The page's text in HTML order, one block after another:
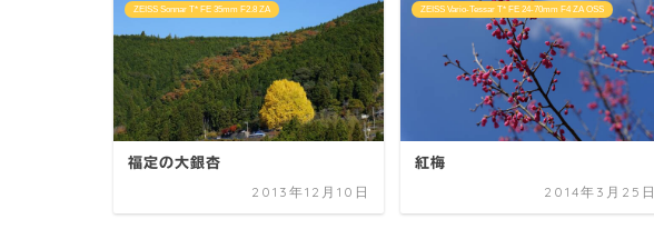
ZEISS Sonnar T* FE 35mm F2.8 ZA
福定の大銀杏
2013年12月10日
ZEISS Vario-Tessar T* FE 24-70mm F4 ZA OSS
紅梅
2014年3月25日